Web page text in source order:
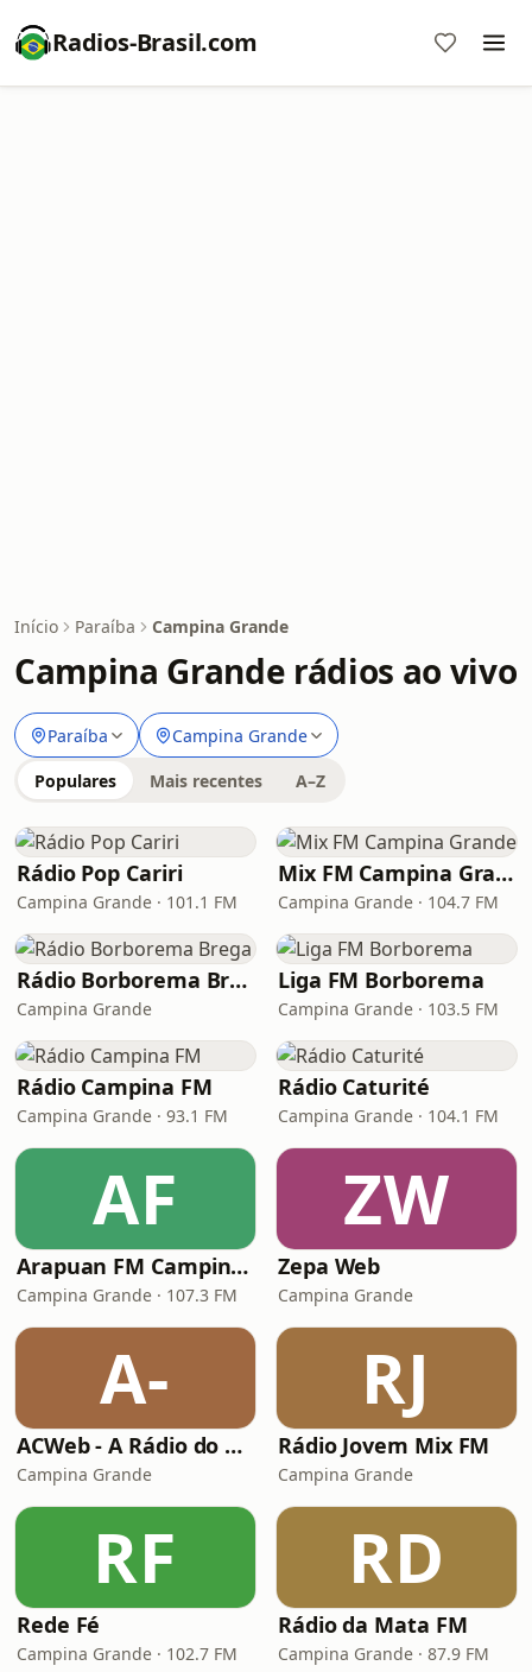
Radios-Brasil.com
Início Paraíba Campina Grande
Campina Grande rádios ao vivo
Paraíba Campina Grande
Populares Mais recentes A–Z
Rádio Pop Cariri
Campina Grande · 101.1 FM
Mix FM Campina Grande
Campina Grande · 104.7 FM
Rádio Borborema Brega
Campina Grande
Liga FM Borborema
Campina Grande · 103.5 FM
Rádio Campina FM
Campina Grande · 93.1 FM
Rádio Caturité
Campina Grande · 104.1 FM
AF
Arapuan FM Campina Grande
Campina Grande · 107.3 FM
ZW
Zepa Web
Campina Grande
A-
ACWeb - A Rádio do Aluísio Campos
Campina Grande
RJ
Rádio Jovem Mix FM
Campina Grande
RF
Rede Fé
Campina Grande · 102.7 FM
RD
Rádio da Mata FM
Campina Grande · 87.9 FM